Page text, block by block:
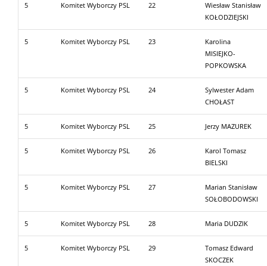
5 Komitet Wyborczy PSL 22
Wiesław Stanisław
KOŁODZIEJSKI
5 Komitet Wyborczy PSL 23
Karolina
MISIEJKO-
POPKOWSKA
5 Komitet Wyborczy PSL 24
Sylwester Adam
CHOŁAST
5 Komitet Wyborczy PSL 25 Jerzy MAZUREK
5 Komitet Wyborczy PSL 26
Karol Tomasz
BIELSKI
5 Komitet Wyborczy PSL 27
Marian Stanisław
SOŁOBODOWSKI
5 Komitet Wyborczy PSL 28 Maria DUDZIK
5 Komitet Wyborczy PSL 29
Tomasz Edward
SKOCZEK